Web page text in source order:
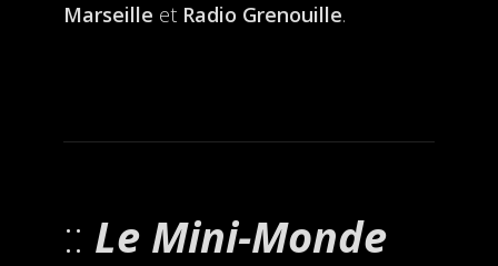
Marseille etRadio Grenouille.
Le Mini-Monde